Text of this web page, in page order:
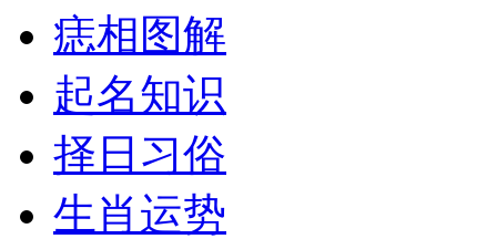
痣相图解
起名知识
择日习俗
生肖运势